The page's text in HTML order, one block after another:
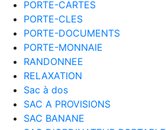
PORTE-CARTES
PORTE-CLES
PORTE-DOCUMENTS
PORTE-MONNAIE
RANDONNEE
RELAXATION
Sac à dos
SAC A PROVISIONS
SAC BANANE